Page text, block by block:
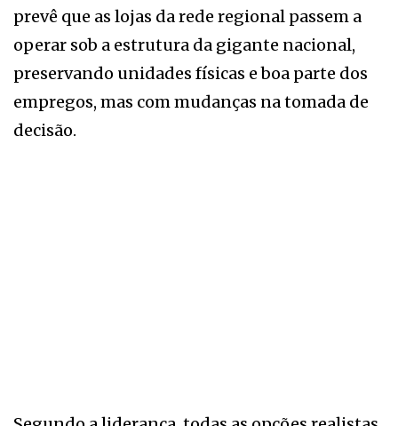
prevê que as lojas da rede regional passem a
operar sob a estrutura da gigante nacional,
preservando unidades físicas e boa parte dos
empregos, mas com mudanças na tomada de
decisão.